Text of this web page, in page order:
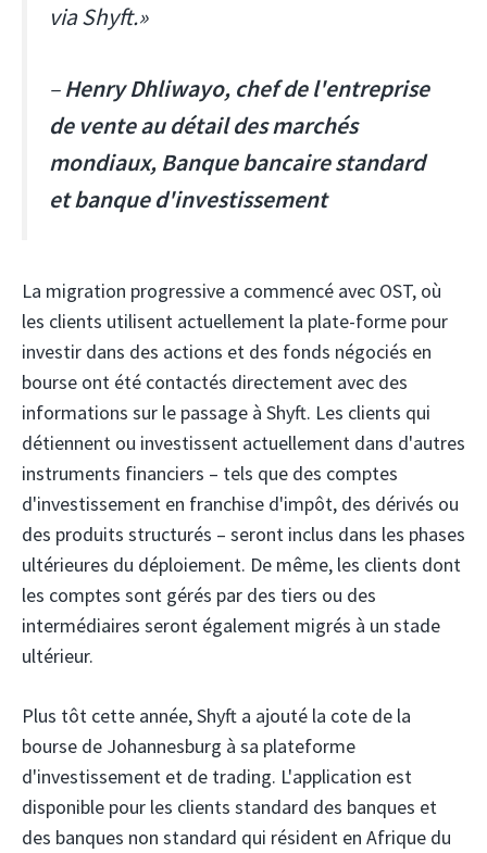
via Shyft.»
–Henry Dhliwayo, chef de l'entreprise
de vente au détail des marchés
mondiaux, Banque bancaire standard
et banque d'investissement
La migration progressive a commencé avec OST, où
les clients utilisent actuellement la plate-forme pour
investir dans des actions et des fonds négociés en
bourse ont été contactés directement avec des
informations sur le passage à Shyft. Les clients qui
détiennent ou investissent actuellement dans d'autres
instruments financiers – tels que des comptes
d'investissement en franchise d'impôt, des dérivés ou
des produits structurés – seront inclus dans les phases
ultérieures du déploiement. De même, les clients dont
les comptes sont gérés par des tiers ou des
intermédiaires seront également migrés à un stade
ultérieur.
Plus tôt cette année, Shyft a ajouté la cote de la
bourse de Johannesburg à sa plateforme
d'investissement et de trading. L'application est
disponible pour les clients standard des banques et
des banques non standard qui résident en Afrique du